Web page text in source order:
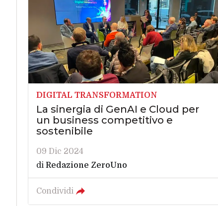
DIGITAL TRANSFORMATION
La sinergia di GenAI e Cloud per
un business competitivo e
sostenibile
09 Dic 2024
di Redazione ZeroUno
Condividi